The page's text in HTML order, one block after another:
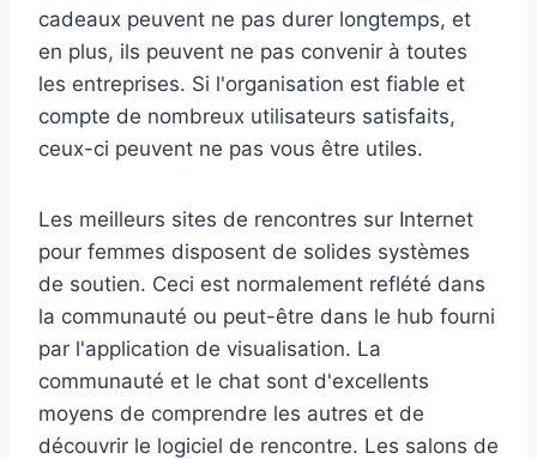
cadeaux peuvent ne pas durer longtemps, et
en plus, ils peuvent ne pas convenir à toutes
les entreprises. Si l'organisation est fiable et
compte de nombreux utilisateurs satisfaits,
ceux-ci peuvent ne pas vous être utiles.
Les meilleurs sites de rencontres sur Internet
pour femmes disposent de solides systèmes
de soutien. Ceci est normalement reflété dans
la communauté ou peut-être dans le hub fourni
par l'application de visualisation. La
communauté et le chat sont d'excellents
moyens de comprendre les autres et de
découvrir le logiciel de rencontre. Les salons de